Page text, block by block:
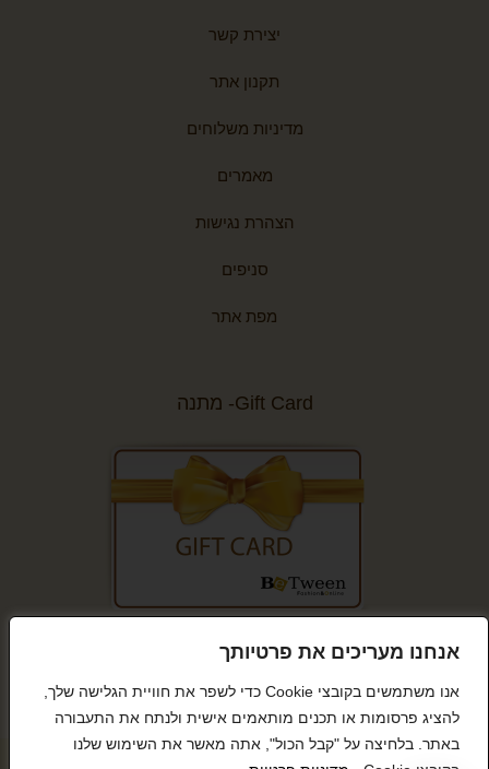
אנחנו מעריכים את פרטיותך
אנו משתמשים בקובצי Cookie כדי לשפר את חוויית הגלישה שלך,
להציג פרסומות או תכנים מותאמים אישית ולנתח את התעבורה
באתר. בלחיצה על "קבל הכול", אתה מאשר את השימוש שלנו
יצירת קשר
תקנון אתר
מדיניות משלוחים
מאמרים
הצהרת נגישות
סניפים
מפת אתר
Gift Card- מתנה
קנייה מאובטחת
© כל הזכויות שמורות BeTween